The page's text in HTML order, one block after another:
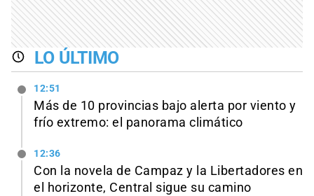
LO ÚLTIMO
12:51
Más de 10 provincias bajo alerta por viento y
frío extremo: el panorama climático
12:36
Con la novela de Campaz y la Libertadores en
el horizonte, Central sigue su camino